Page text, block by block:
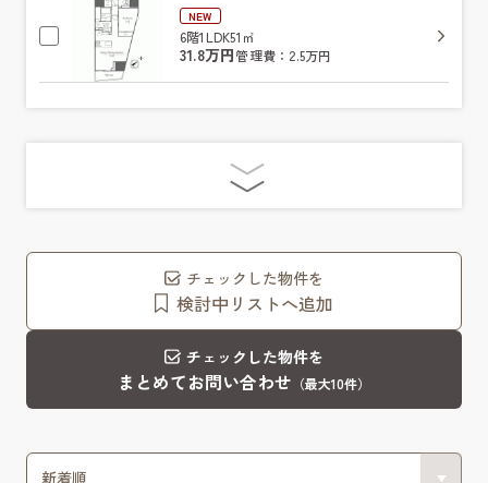
NEW
6階1LDK51㎡
31.8万円管理費：2.5万円
チェックした物件を
検討中リストへ追加
チェックした物件を
まとめてお問い合わせ （最大10件）